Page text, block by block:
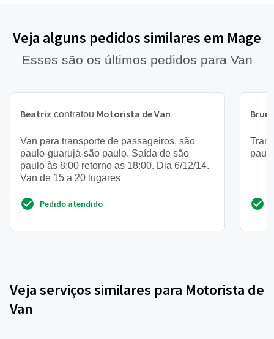
Veja alguns pedidos similares em Mage
Esses são os últimos pedidos para Van
Beatriz contratou Motorista de Van
Van para transporte de passageiros, são
paulo-guarujá-são paulo. Saída de são
paulo às 8:00 retorno as 18:00. Dia 6/12/14.
Van de 15 a 20 lugares
Pedido atendido
Veja serviços similares para Motorista de
Van